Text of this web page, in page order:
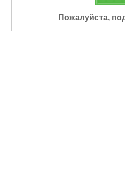
Пожалуйста,